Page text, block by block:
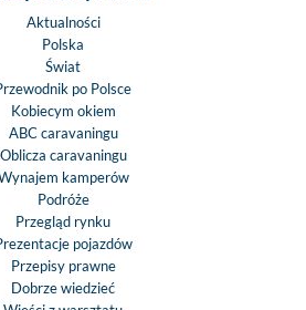
Aktualności
Polska
Świat
po Polsce
Kobiecym okiem
ABC caravaningu
Oblicza caravaningu
kamperów
Podróże
Przegląd rynku
pojazdów
Przepisy prawne
Dobrze wiedzieć